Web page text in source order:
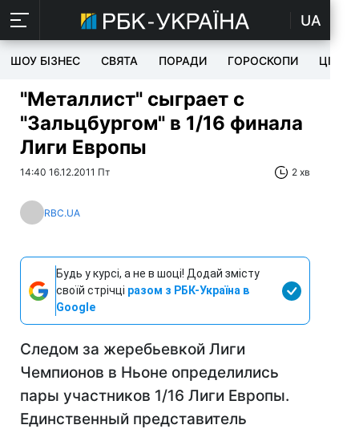
UA
ШОУ БІЗНЕС СВЯТА ПОРАДИ ГОРОСКОПИ ЦІКАВЕ
"Металлист" сыграет с
"Зальцбургом" в 1/16 финала
Лиги Европы
14:40 16.12.2011 Пт 2 хв
RBC.UA
Будь у курсі, а не в шоці! Додай змісту
своїй стрічці разом з РБК-Україна в
Google
Следом за жеребьевкой Лиги
Чемпионов в Ньоне определились
пары участников 1/16 Лиги Европы.
Единственный представитель